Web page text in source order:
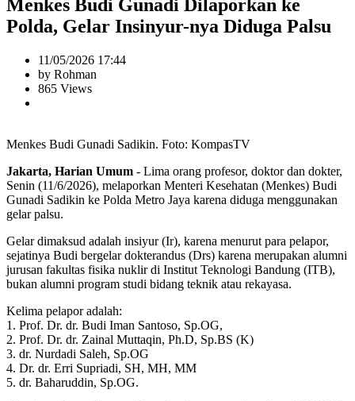
Menkes Budi Gunadi Dilaporkan ke
Polda, Gelar Insinyur-nya Diduga Palsu
11/05/2026 17:44
by Rohman
865 Views
Menkes Budi Gunadi Sadikin. Foto: KompasTV
Jakarta, Harian Umum - Lima orang profesor, doktor dan dokter,
Senin (11/6/2026), melaporkan Menteri Kesehatan (Menkes) Budi
Gunadi Sadikin ke Polda Metro Jaya karena diduga menggunakan
gelar palsu.
Gelar dimaksud adalah insiyur (Ir), karena menurut para pelapor,
sejatinya Budi bergelar dokterandus (Drs) karena merupakan alumni
jurusan fakultas fisika nuklir di Institut Teknologi Bandung (ITB),
bukan alumni program studi bidang teknik atau rekayasa.
Kelima pelapor adalah:
1. Prof. Dr. dr. Budi Iman Santoso, Sp.OG,
2. Prof. Dr. dr. Zainal Muttaqin, Ph.D, Sp.BS (K)
3. dr. Nurdadi Saleh, Sp.OG
4. Dr. dr. Erri Supriadi, SH, MH, MM
5. dr. Baharuddin, Sp.OG.